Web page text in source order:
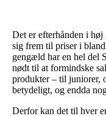
Det er efterhånden i høj
sig frem til priser i
gengæld har en hel del
nødt til at formindske
produkter – til juniorer,
betydeligt, og endda
Derfor kan det til hver